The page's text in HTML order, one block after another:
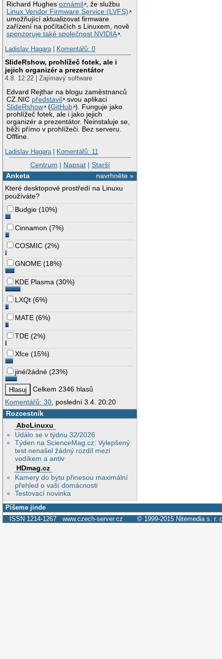
Richard Hughesoznámil
, že službu
Linux Vendor Firmware Service (LVFS)
umožňující aktualizovat firmware
zařízení na počítačích s Linuxem, nově
sponzoruje také společnost NVIDIA .
Ladislav Hagara| Komentářů: 0
SlideRshow, prohlížeč fotek, ale i
jejich organizér a prezentátor
4.8. 12:22 | Zajímavý software
Edvard Rejthar na blogu zaměstnanců
CZ.NIC představil
svou aplikaci
SlideRshow
(GitHub ). Funguje jako
prohlížeč fotek, ale i jako jejich
organizér a prezentátor. Neinstaluje se,
běží přímo v prohlížeči. Bez serveru.
Offline.
Ladislav Hagara| Komentářů: 11
Centrum | Napsat| Starší
navrhněte »
Anketa
Které desktopové prostředí na Linuxu
používáte?
Budgie (10%)
Cinnamon (7%)
COSMIC (2%)
GNOME (18%)
KDE Plasma (30%)
LXQt (6%)
MATE (6%)
TDE (2%)
Xfce (15%)
jiné/žádné (23%)
Celkem 2346 hlasů
Komentářů: 30 , poslední 3.4. 20:20
Rozcestník
AbcLinuxu
Událo se v týdnu 32/2026
Týden na ScienceMag.cz: Vylepšený
test nenašel žádný rozdíl mezi
vodíkem a antiv
HDmag.cz
Kamery do bytu přinesou maximální
přehled o vaší domácnosti
Testovací novinka
Píšeme jinde
ISSN 1214-1267 www.czech-server.cz © 1999-2015 Nitemedia s. r.